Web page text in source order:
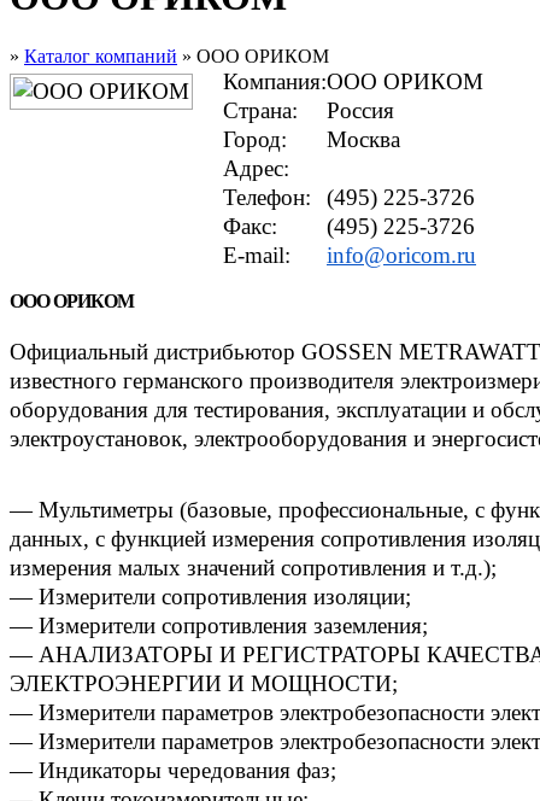
» Каталог компаний » ООО ОРИКОМ
Компания:ООО ОРИКОМ
Страна:
Россия
Город:
Москва
Адрес:
Телефон:
(495) 225-3726
Факс:
(495) 225-3726
E-mail:
info@oricom.ru
ООО ОРИКОМ
Официальный дистрибьютор GOSSEN
известного германского производителя
оборудования для тестирования, эксплуатации и
электроустановок, электрооборудования и
— Мультиметры (базовые, профессиональные, с
данных, с функцией измерения сопротивления
измерения малых значений сопротивления и т.д.);
— Измерители сопротивления изоляции;
— Измерители сопротивления заземления;
— АНАЛИЗАТОРЫ И РЕГИСТРАТОРЫ
ЭЛЕКТРОЭНЕРГИИ И МОЩНОСТИ;
— Измерители параметров электробезопасности
— Измерители параметров электробезопасности
— Индикаторы чередования фаз;